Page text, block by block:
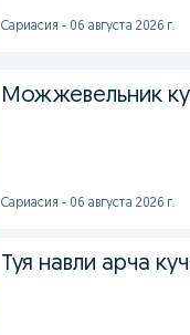
Сариасия - 06 августа 2026 г.
Можжевельник
Сариасия - 06 августа 2026 г.
Туя навли арча